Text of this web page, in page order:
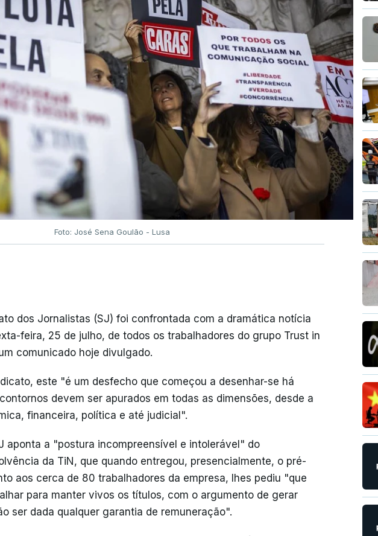
Foto: José Sena Goulão - Lusa
dos Jornalistas (SJ) foi confrontada com a dramática notícia
feira, 25 de julho, de todos os trabalhadores do grupo Trust in
comunicado hoje divulgado.
este "é um desfecho que começou a desenhar-se há
devem ser apurados em todas as dimensões, desde a
financeira, política e até judicial".
aponta a "postura incompreensível e intolerável" do
da TiN, que quando entregou, presencialmente, o pré-
aos cerca de 80 trabalhadores da empresa, lhes pediu "que
para manter vivos os títulos, com o argumento de gerar
ser dada qualquer garantia de remuneração".